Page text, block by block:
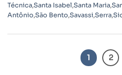
Técnica,Santa Isabel,Santa Maria,
Antônio,São Bento,Savassi,Serra,
1 2